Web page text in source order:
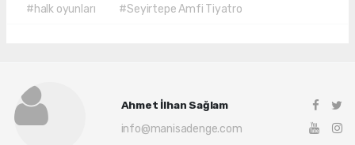
#halk oyunları
#Seyirtepe Amfi Tiyatro
Ahmet İlhan Sağlam
info@manisadenge.com